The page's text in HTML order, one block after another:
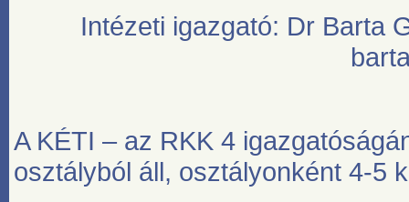
Intézeti igazgató: Dr Barta
A KÉTI – az RKK 4
osztályból áll, osztályonként 4-5